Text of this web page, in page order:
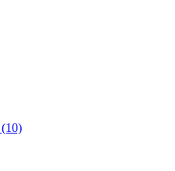
(10)